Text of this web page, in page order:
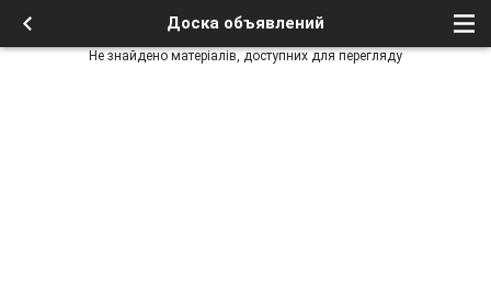
Доска объявлений
Не знайдено матеріалів, доступних для перегляду